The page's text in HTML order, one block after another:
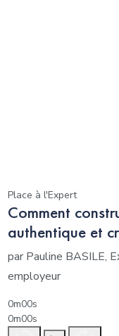
Place à l'Expert
Comment
authentique et
par Pauline BASILE,
employeur
0m00s
0m00s